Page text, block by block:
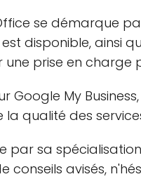
se démarque
disponible, ainsi
prise en charge
Google My
qualité des
par sa
conseils avisés,